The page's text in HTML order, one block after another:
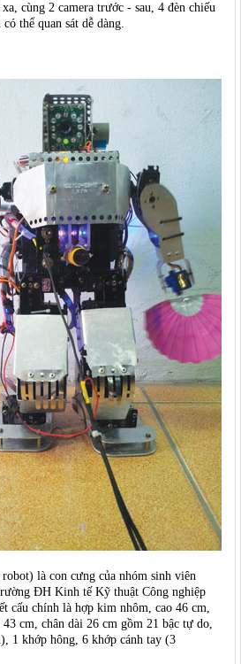
cùng 2 camera trước - sau, 4 đèn chiếu
thể quan sát dễ dàng.
là con cưng của nhóm sinh viên
ĐH Kinh tế Kỹ thuật Công nghiệp
cấu chính là hợp kim nhôm, cao 46 cm,
cm, chân dài 26 cm gồm 21 bậc tự do,
1 khớp hông, 6 khớp cánh tay (3